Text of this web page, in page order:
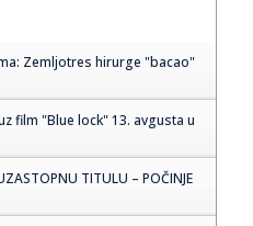
Zemljotres hirurge "bacao"
film "Blue lock" 13. avgusta u
TITULU – POČINJE